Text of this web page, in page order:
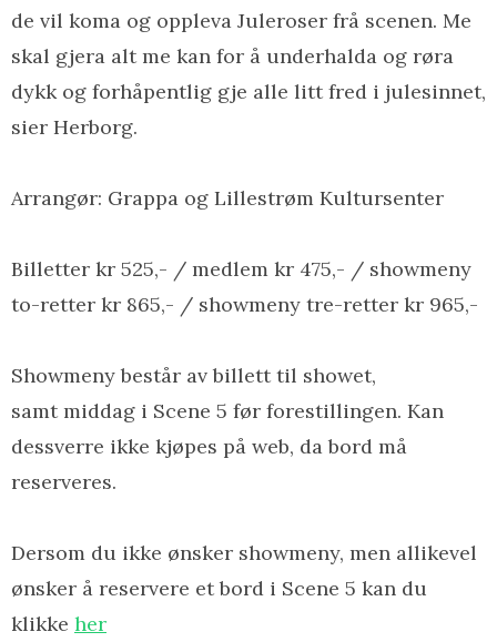
de vil koma og oppleva Juleroser frå scenen. Me
skal gjera alt me kan for å underhalda og røra
dykk og forhåpentlig gje alle litt fred i julesinnet,
sier Herborg.
Arrangør: Grappa og Lillestrøm Kultursenter
Billetter kr 525,- / medlem kr 475,- / showmeny
to-retter kr 865,- / showmeny tre-retter kr 965,-
Showmeny består av billett til showet,
samt middag i Scene 5 før forestillingen. Kan
dessverre ikke kjøpes på web, da bord må
reserveres.
Dersom du ikke ønsker showmeny, men allikevel
ønsker å reservere et bord i Scene 5 kan du
klikke her